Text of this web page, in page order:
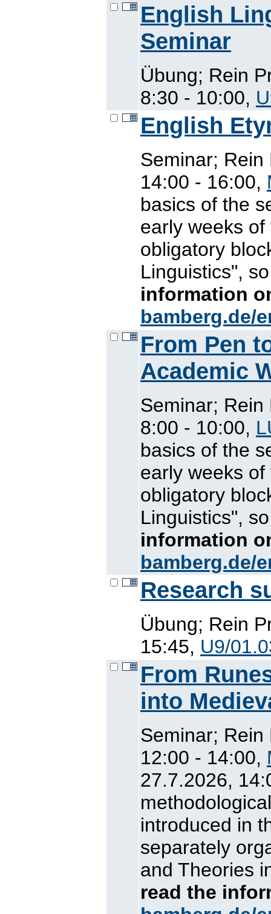
English
Seminar
Übung; Rein
8:30 - 10:00,
English
Seminar; Rein
14:00 - 16:00,
basics of the
early weeks
obligatory
Linguistics",
information
bamberg.de/
From Pen
Academic
Seminar; Rein
8:00 - 10:00,
basics of the
early weeks
obligatory
Linguistics",
information
bamberg.de/
Research
Übung; Rein
15:45, U9/
From
into
Seminar; Rein
12:00 - 14:00,
27.7.2026,
introduced in
separately
and Theories
read the